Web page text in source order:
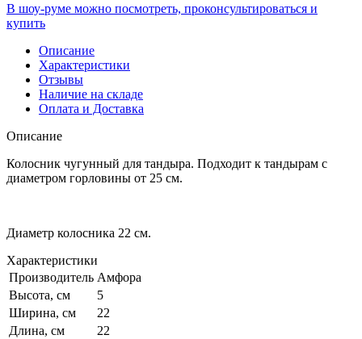
В шоу-руме можно посмотреть, проконсультироваться и
купить
Описание
Характеристики
Отзывы
Наличие на складе
Оплата и Доставка
Описание
Колосник чугунный для тандыра. Подходит к тандырам с
диаметром горловины от 25 см.
Диаметр колосника 22 см.
Характеристики
Производитель Амфора
Высота, см
5
Ширина, см
22
Длина, см
22